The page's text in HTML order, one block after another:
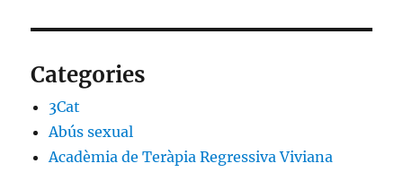
Categories
3Cat
Abús sexual
Acadèmia de Teràpia Regressiva Viviana